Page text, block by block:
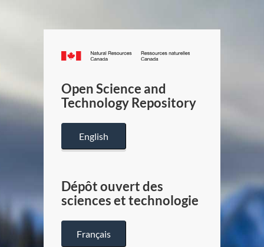
Canada.ca
/
Canada
Open Science and
Technology Repository
English
Dépôt ouvert des
sciences et technologie
Français